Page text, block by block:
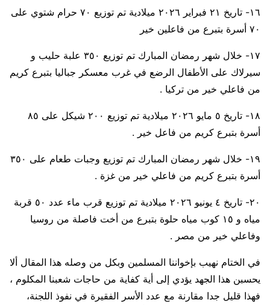
١٦- تاريخ ٢١ فبراير ٢٠٢٦ ميلادية تم توزيع ٧٠ حرام شتوي على
٧٠ أسرة بتبرع من فاعلين خير
١٧- خلال شهر رمضان المبارك تم توزيع ٣٥٠ علبة حليب و
سيرلاك على الأطفال الرضع في غرب معسكر جباليا بتبرع كريم
من فاعلي خير من تركيا .
١٨- تاريخ ٥ مايو ٢٠٢٦ ميلادية تم توزيع ٢٠٠ شيكل على ٨٥
أسرة بتبرع كريم من فاعل خير .
١٩- خلال شهر رمضان المبارك تم توزيع وجبات طعام على ٣٥٠
أسرة بتبرع كريم من فاعلي خير من غزة .
٢٠- تاريخ ٤ يونيو ٢٠٢٦ ميلادية تم توزيع قرب ماء عدد ٥٠ قربة
مياه و ١٥ كوب مياه حلوة بتبرع من أخت فاصلة من روسيا
وفاعلي خير من مصر .
في الختام نهيب بإخواننا المسلمين وبكل من وصله هذا المقال ألا
يحسبن هذا الجهد يؤدي إلى أية كفاية من حاجات شعبنا المكلوم ،
فهذا قليل جدا مقارنة مع عدد الأسر الفقيرة في نفوذ اللجنة،